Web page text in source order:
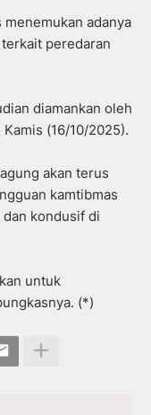
adanya
peredaran
diamankan oleh
(16/10/2025).
akan terus
kamtibmas
kondusif di
untuk
(*)